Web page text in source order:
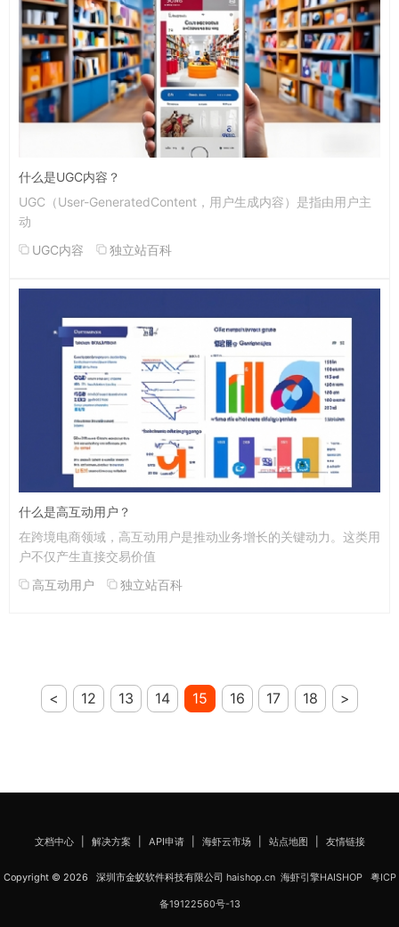
什么是UGC内容？
UGC（User-GeneratedContent，用户生成内容）是指由用户主
动
UGC内容
独立站百科
什么是高互动用户？
在跨境电商领域，高互动用户是推动业务增长的关键动力。这类用
户不仅产生直接交易价值
高互动用户
独立站百科
< 12 13 14 15 16 17 18 >
文档中心| 解决方案 API申请| 海虾云市场| 站点地图 友情链接
Copyright © 2026 深圳市金蚁软件科技有限公司 haishop.cn 海虾引擎HAISHOP 粤ICP
备19122560号-13